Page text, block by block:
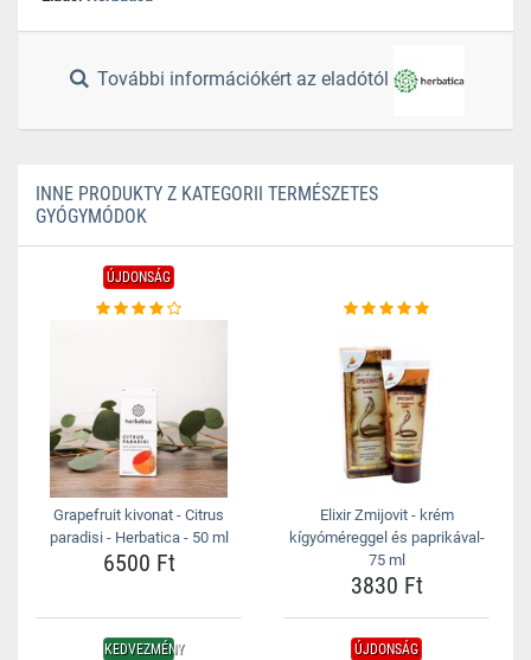
További információkért az eladótól
INNE PRODUKTY Z KATEGORII TERMÉSZETES
GYÓGYMÓDOK
ÚJDONSÁG
Grapefruit kivonat - Citrus
paradisi - Herbatica - 50 ml
6500 Ft
Elixir Zmijovit - krém
kígyóméreggel és paprikával-
75 ml
3830 Ft
KEDVEZMÉNY ÚJDONSÁG